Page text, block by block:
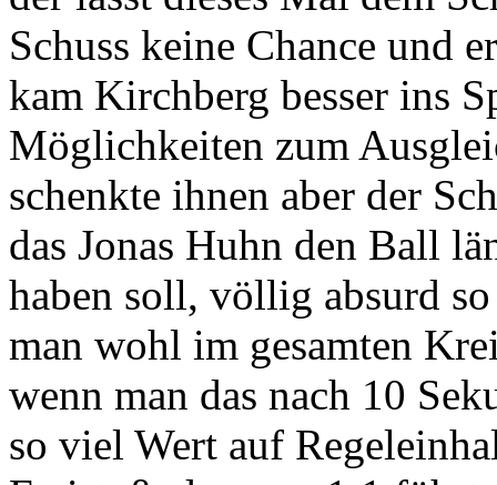
Schuss keine Chance und
kam Kirchberg besser ins
Möglichkeiten zum
schenkte ihnen aber der
das Jonas Huhn den Ball
haben soll, völlig absurd
man wohl im gesamten
wenn man das nach 10
so viel Wert auf